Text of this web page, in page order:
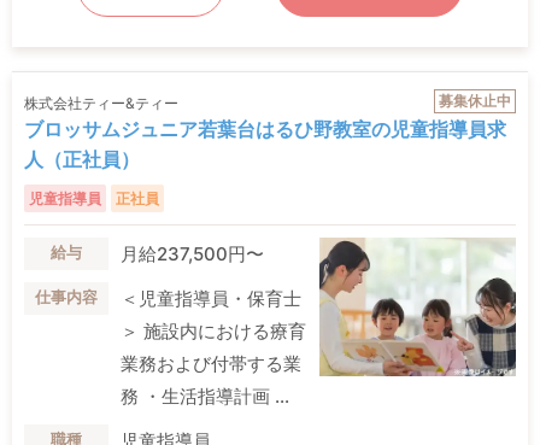
募集休止中
株式会社ティー&ティー
ブロッサムジュニア若葉台はるひ野教室の児童指導員求
人（正社員）
児童指導員 正社員
給与 月給237,500円〜
仕事内容
＜児童指導員・保育士
＞ 施設内における療育
業務および付帯する業
務 ・生活指導計画 ...
職種 児童指導員